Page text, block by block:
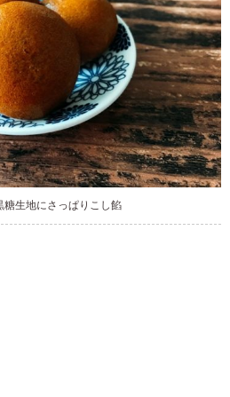
糖生地にさっぱりこし餡